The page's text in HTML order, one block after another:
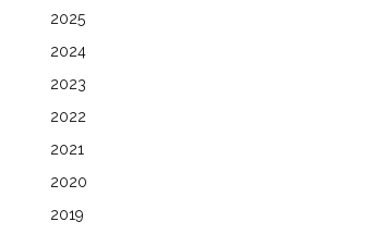
2025
2024
2023
2022
2021
2020
2019